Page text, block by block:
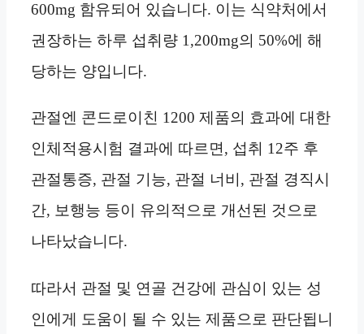
600mg 함유되어 있습니다. 이는 식약처에서
권장하는 하루 섭취량 1,200mg의 50%에 해
당하는 양입니다.
관절엔 콘드로이친 1200 제품의 효과에 대한
인체적용시험 결과에 따르면, 섭취 12주 후
관절통증, 관절 기능, 관절 너비, 관절 경직시
간, 보행능 등이 유의적으로 개선된 것으로
나타났습니다.
따라서 관절 및 연골 건강에 관심이 있는 성
인에게 도움이 될 수 있는 제품으로 판단됩니